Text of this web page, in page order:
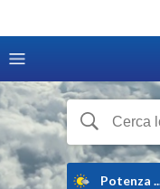
Potenza